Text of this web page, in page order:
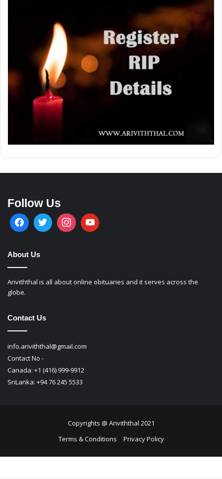
Follow Us
About Us
Ariviththal is all about online obituaries and it serves across the
globe.
Contact Us
info.ariviththal@gmail.com
Contact No -
Canada: +1 (416) 999-9912
SriLanka: +94 76 245 5533
Copyrights @ Ariviththal 2021
Terms & Conditions
Privacy Policy